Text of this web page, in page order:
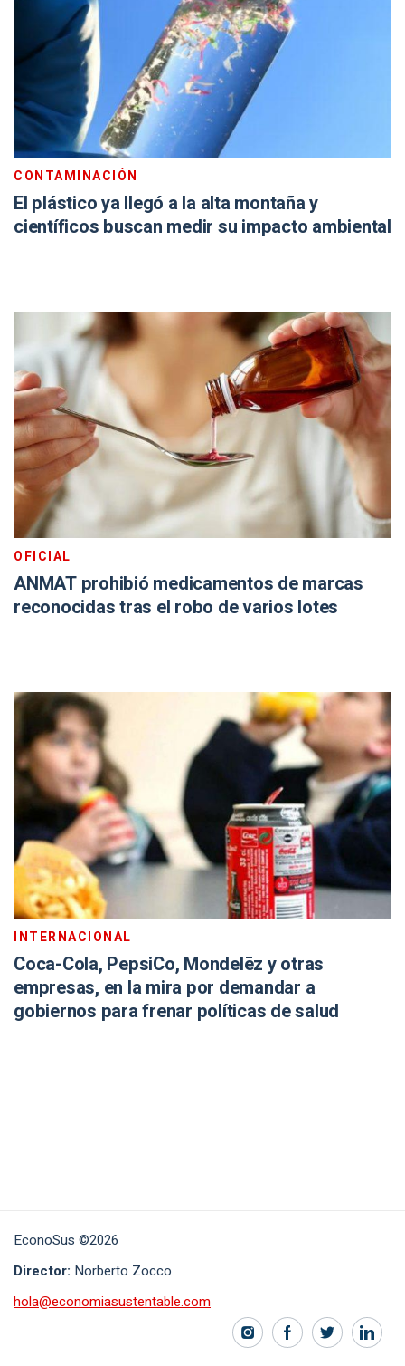
CONTAMINACIÓN
El plástico ya llegó a la alta montaña y
científicos buscan medir su impacto ambiental
OFICIAL
ANMAT prohibió medicamentos de marcas
reconocidas tras el robo de varios lotes
INTERNACIONAL
Coca-Cola, PepsiCo, Mondelēz y otras
empresas, en la mira por demandar a
gobiernos para frenar políticas de salud
EconoSus ©2026
Director: Norberto Zocco
hola@economiasustentable.com